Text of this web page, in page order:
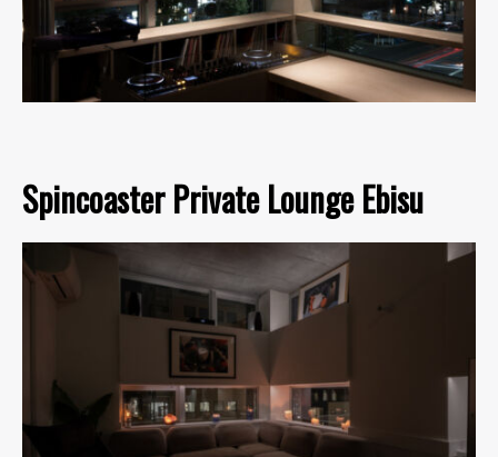
Spincoaster Private Lounge Ebisu